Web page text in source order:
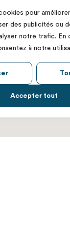
pour
des publicités ou
notre trafic. En
à notre
Accepter tout